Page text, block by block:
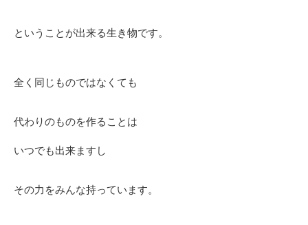
ということが出来る生き物です。
全く同じものではなくても
代わりのものを作ることは
いつでも出来ますし
その力をみんな持っています。